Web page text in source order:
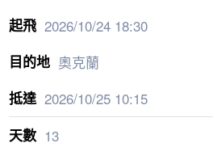
2026/10/24 18:30
奧克蘭
2026/10/25 10:15
13